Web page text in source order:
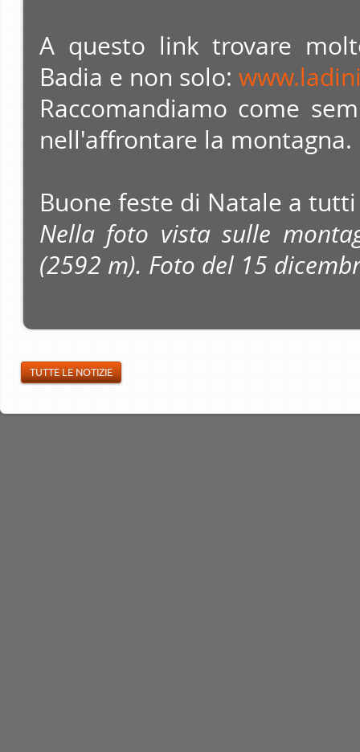
A questo link trovare
Badia e non solo:
Raccomandiamo come
nell'affrontare la montagna.
Buone feste di Natale a
Nella foto vista sulle
(2592 m). Foto del 15
TUTTE LE NOTIZIE